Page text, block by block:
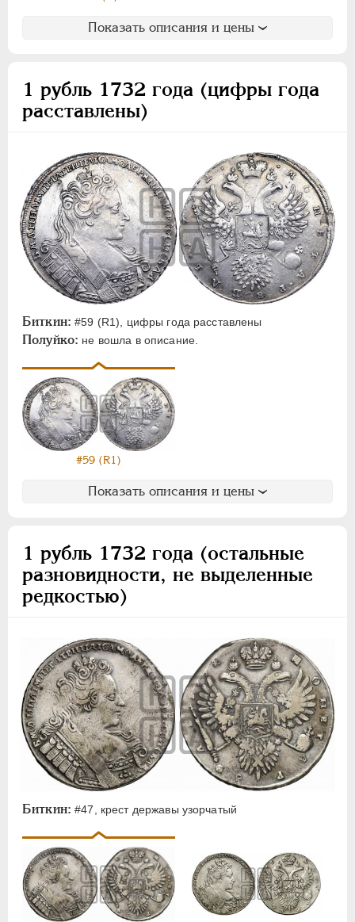
Показать описания и цены
1 рубль 1732 года (цифры года
расставлены)
Биткин: #59 (R1), цифры года расставлены
Полуйко: не вошла в описание.
#59 (R1)
Показать описания и цены
1 рубль 1732 года (остальные
разновидности, не выделенные
редкостью)
Биткин: #47, крест державы узорчатый